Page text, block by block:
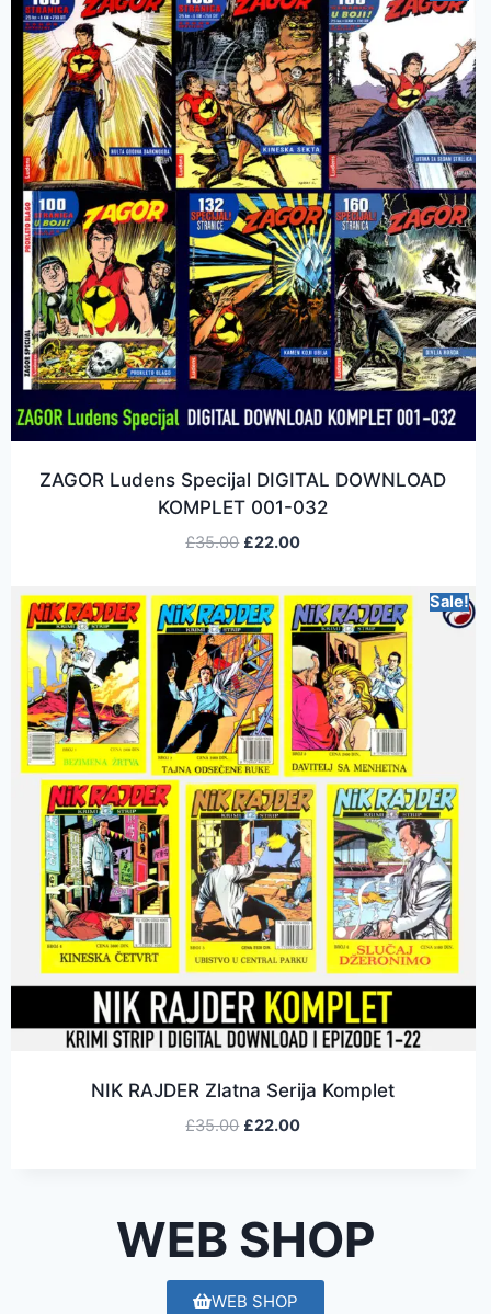
WEB SHOP
ZAGOR Ludens Specijal DIGITAL DOWNLOAD
KOMPLET 001-032
£35.00 £22.00
Sale!
NIK RAJDER Zlatna Serija Komplet
£35.00 £22.00
WEB SHOP